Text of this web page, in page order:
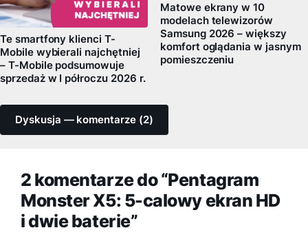
Te smartfony klienci T-
Mobile wybierali najchętniej
– T-Mobile podsumowuje
sprzedaż w I półroczu 2026 r.
Matowe ekrany w 10
modelach telewizorów
Samsung 2026 – większy
komfort oglądania w jasnym
pomieszczeniu
Dyskusja — komentarze (2)
2 komentarze do “Pentagram
Monster X5: 5-calowy ekran HD
i dwie baterie”